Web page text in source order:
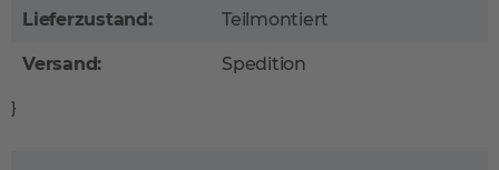
Lieferzustand: Teilmontiert
Versand: Spedition
}